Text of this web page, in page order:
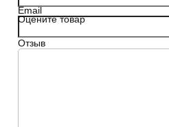
Email
Оцените товар
Отзыв